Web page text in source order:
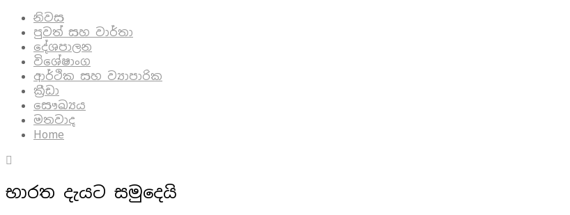
නිවස
පුවත් සහ වාර්තා
දේශපාලන
විශේෂාංග
ආර්ථික සහ ව්‍යාපාරික
ක්‍රීඩා
සෞඛ්‍යය
මතවාද
Home
භාරත දැයට සමුදෙයි